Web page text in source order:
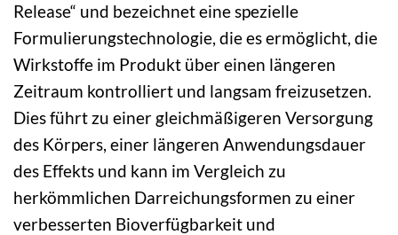
Release“ und bezeichnet eine spezielle
Formulierungstechnologie, die es ermöglicht, die
Wirkstoffe im Produkt über einen längeren
Zeitraum kontrolliert und langsam freizusetzen.
Dies führt zu einer gleichmäßigeren Versorgung
des Körpers, einer längeren Anwendungsdauer
des Effekts und kann im Vergleich zu
herkömmlichen Darreichungsformen zu einer
verbesserten Bioverfügbarkeit und